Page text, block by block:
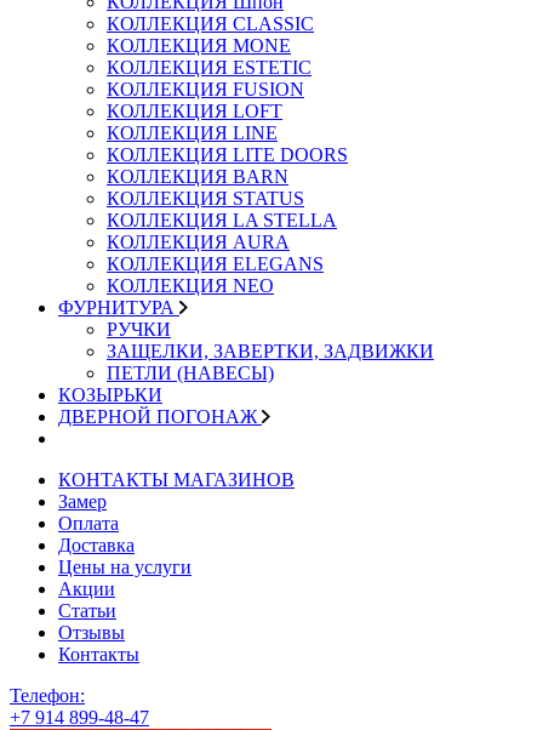
КОЛЛЕКЦИЯ CLASSIC
КОЛЛЕКЦИЯ MONE
КОЛЛЕКЦИЯ ESTETIC
КОЛЛЕКЦИЯ FUSION
КОЛЛЕКЦИЯ LOFT
КОЛЛЕКЦИЯ LINE
КОЛЛЕКЦИЯ LITE DOORS
КОЛЛЕКЦИЯ BARN
КОЛЛЕКЦИЯ STATUS
КОЛЛЕКЦИЯ LA STELLA
КОЛЛЕКЦИЯ AURA
КОЛЛЕКЦИЯ ELEGANS
КОЛЛЕКЦИЯ NEO
ФУРНИТУРА
РУЧКИ
ЗАЩЕЛКИ, ЗАВЕРТКИ, ЗАДВИЖКИ
ПЕТЛИ (НАВЕСЫ)
КОЗЫРЬКИ
ДВЕРНОЙ ПОГОНАЖ
КОНТАКТЫ МАГАЗИНОВ
Замер
Оплата
Доставка
Цены на услуги
Акции
Статьи
Отзывы
Контакты
Телефон:
+7 914 899-48-47